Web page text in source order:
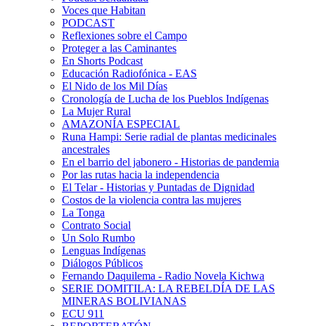
Voces que Habitan
PODCAST
Reflexiones sobre el Campo
Proteger a las Caminantes
En Shorts Podcast
Educación Radiofónica - EAS
El Nido de los Mil Días
Cronología de Lucha de los Pueblos Indígenas
La Mujer Rural
AMAZONÍA ESPECIAL
Runa Hampi: Serie radial de plantas medicinales
ancestrales
En el barrio del jabonero - Historias de pandemia
Por las rutas hacia la independencia
El Telar - Historias y Puntadas de Dignidad
Costos de la violencia contra las mujeres
La Tonga
Contrato Social
Un Solo Rumbo
Lenguas Indígenas
Diálogos Públicos
Fernando Daquilema - Radio Novela Kichwa
SERIE DOMITILA: LA REBELDÍA DE LAS
MINERAS BOLIVIANAS
ECU 911